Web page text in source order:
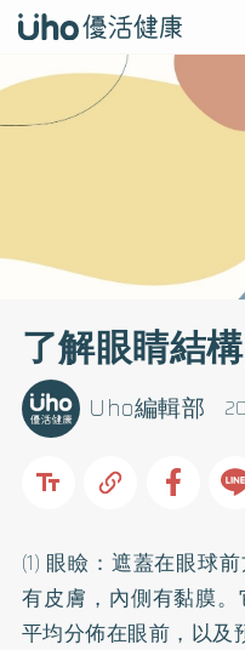
了解眼睛結
Uho編輯部
(1) 眼瞼：遮蓋在眼球
有皮膚，內側有黏膜
平均分佈在眼前，以及